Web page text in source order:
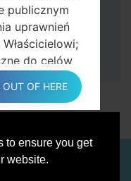
to ensure you get
website.
Start. Twój
i odłączy
PORÓWNAJ
publicznym
uprawnień
do celów
lub
która ma
OUT OF HERE